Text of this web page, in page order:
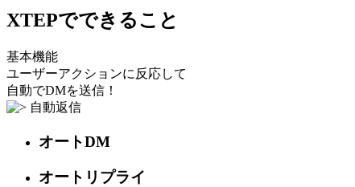
XTEPでできること
基本機能
ユーザーアクションに反応して
自動でDMを送信！
自動返信
オートDM
オートリプライ